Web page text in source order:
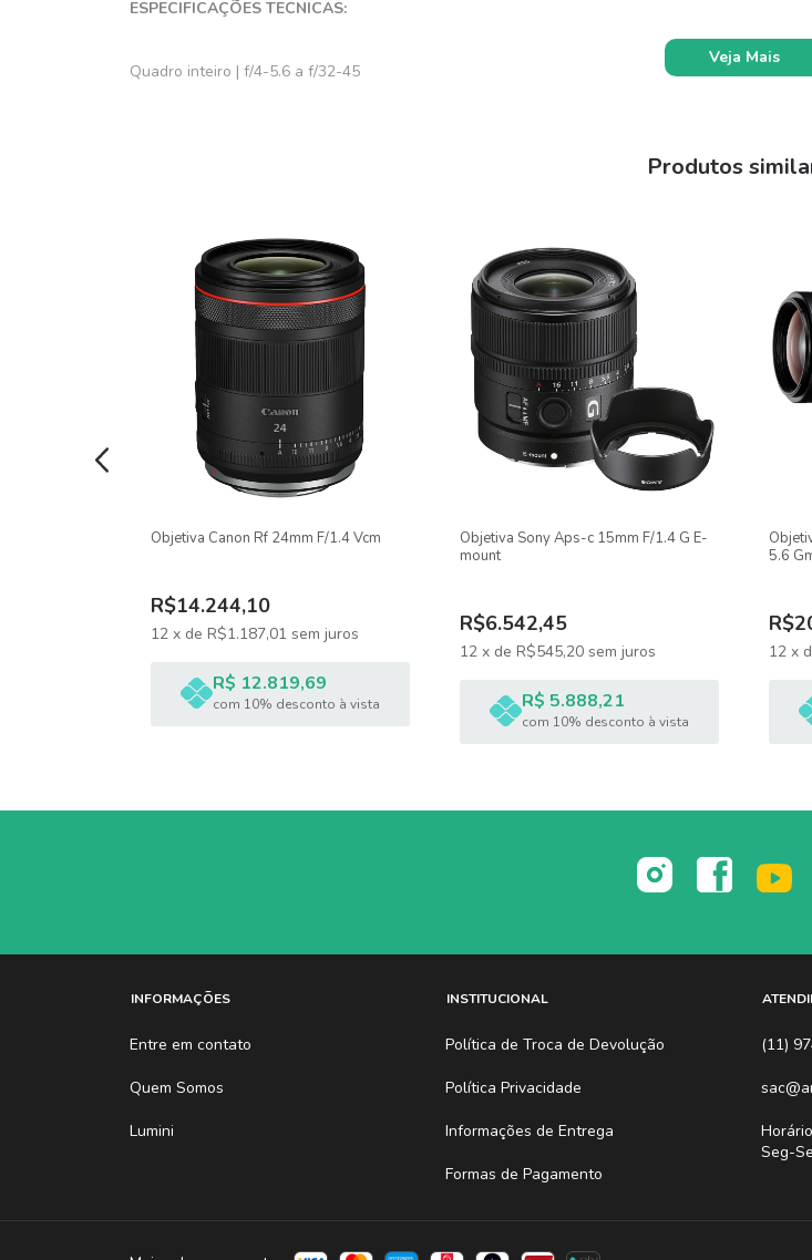
ESPECIFICAÇÕES TECNICAS:
Quadro inteiro | f/4-5.6 a f/32-45
Revestimento Super Spectra
Distância mínima de foco de 4,9'
Diafragma de 7 lâminas
ITENS INCLUSOS:
01 LENTE CANON RF 75-300MM F/4-5.6
Características:
Tipo de montagem: RF
Veja Mais
Produtos
Objetiva Canon Rf 24mm F/1.4 Vcm
R$14.244,10
12 x de R$1.187,01 sem juros
R$ 12.819,69
com 10% desconto à vista
Objetiva Sony Aps-c 15mm F/1.4 G E-
mount
R$6.542,45
12 x de R$545,20 sem juros
R$ 5.888,21
com 10% desconto à vista
5.6
12 x
INFORMAÇÕES
Entre em contato
Quem Somos
Lumini
INSTITUCIONAL
Política de Troca de Devolução
Política Privacidade
Informações de Entrega
Formas de Pagamento
(11)
Seg-